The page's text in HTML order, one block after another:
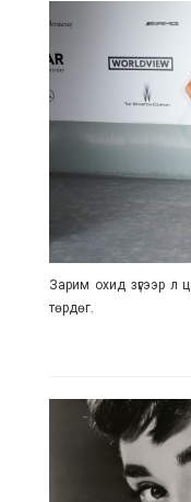
Зарим охид зүгээр л
төрдөг.